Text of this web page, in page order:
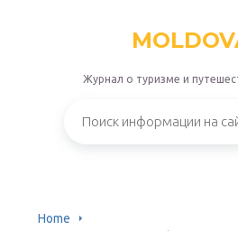
Журнал о туризме и
Home